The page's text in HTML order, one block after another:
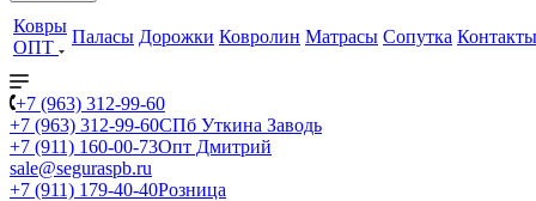
Ковры
ОПТ
Паласы Дорожки Ковролин Матрасы Сопутка Контакты
+7 (963) 312-99-60
+7 (963) 312-99-60СПб Уткина Заводь
+7 (911) 160-00-73Опт Дмитрий
sale@seguraspb.ru
+7 (911) 179-40-40Розница